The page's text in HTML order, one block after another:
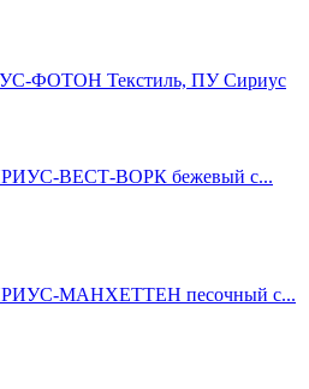
ФОТОН Текстиль, ПУ Сириус
ВЕСТ-ВОРК бежевый с...
МАНХЕТТЕН песочный с...